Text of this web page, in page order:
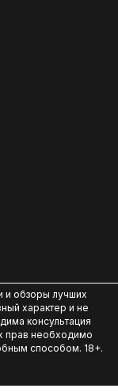
и обзоры лучших
характер и не
консультация
прав необходимо
способом. 18+.